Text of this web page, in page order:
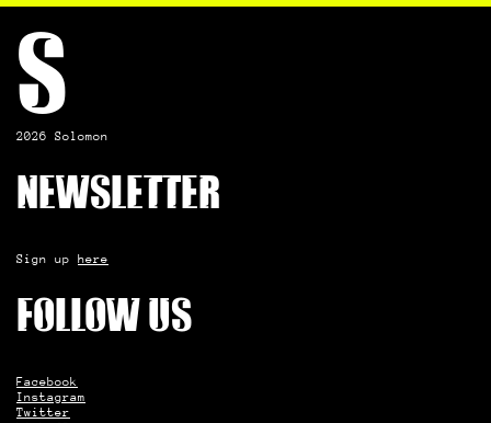
S
2026 Solomon
Newsletter
Sign up here
Follow us
Facebook
Instagram
Twitter